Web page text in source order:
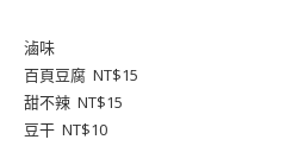
滷味
百頁豆腐 NT$15
甜不辣 NT$15
豆干 NT$10